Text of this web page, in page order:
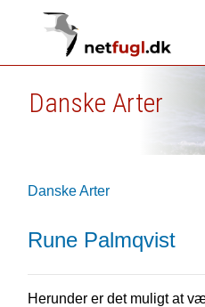
Danske Arter
Danske Arter
Rune Palmqvist
Herunder er det muligt at